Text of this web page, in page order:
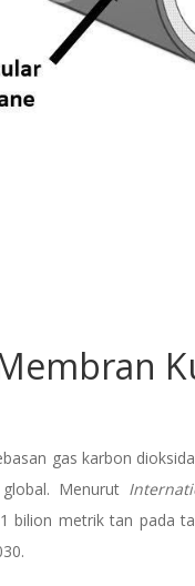
gas karbon
global. Menurut
bilion metrik tan pada